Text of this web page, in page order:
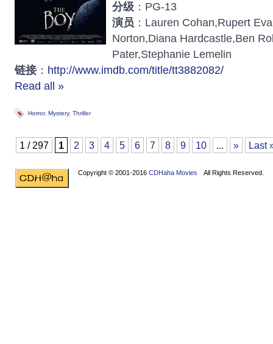
分级 ：PG-13
演员 ：Lauren Cohan,Rupert
Norton,Diana Hardcastle,Ben
Pater,Stephanie Lemelin
链接 ： http://www.imdb.com/title/tt3882082/
Read all »
Horror, Mystery, Thriller
1 / 297 1 2 3 4 5 6 7 8 9 10 ... » Last
Copyright © 2001-2016 CDHaha Movies All Rights Reserved.